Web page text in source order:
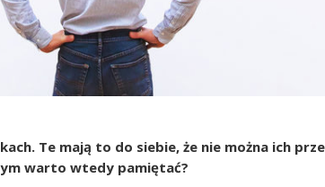
Te mają to do siebie, że nie można ich
warto wtedy pamiętać?